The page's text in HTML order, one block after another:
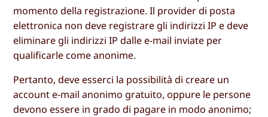
momento della registrazione. Il provider di posta
elettronica non deve registrare gli indirizzi IP e deve
eliminare gli indirizzi IP dalle e-mail inviate per
qualificarle come anonime.
Pertanto, deve esserci la possibilità di creare un
account e-mail anonimo gratuito, oppure le persone
devono essere in grado di pagare in modo anonimo;